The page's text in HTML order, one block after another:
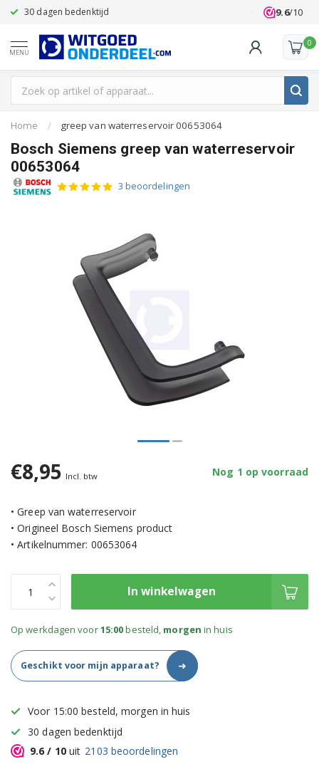
30 dagen bedenktijd Klanten
9.6/10
MENU
0
Home / greep van waterreservoir 00653064
Bosch Siemens greep van waterreservoir
00653064
3 beoordelingen
€8,95 Incl. btw Nog 1 op voorraad
• Greep van waterreservoir
• Origineel Bosch Siemens product
• Artikelnummer: 00653064
In winkelwagen
Op werkdagen voor15:00besteld, morgen in huis
Geschikt voor mijn apparaat? ➜
Voor 15:00 besteld, morgen in huis
30 dagen bedenktijd
9.6 / 10uit 2103 beoordelingen